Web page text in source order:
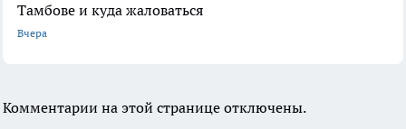
Тамбове и куда жаловаться
Вчера
Комментарии на этой странице отключены.